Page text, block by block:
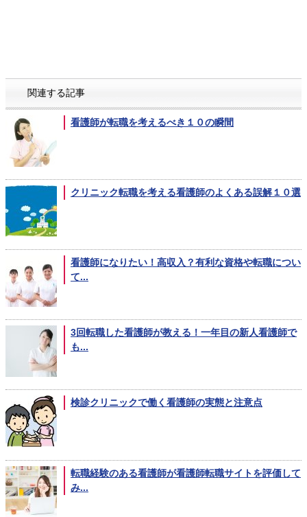
関連する記事
看護師が転職を考えるべき１０の瞬間
クリニック転職を考える看護師のよくある誤解１０選
看護師になりたい！高収入？有利な資格や転職につい
て...
3回転職した看護師が教える！一年目の新人看護師で
も...
検診クリニックで働く看護師の実態と注意点
転職経験のある看護師が看護師転職サイトを評価して
み...